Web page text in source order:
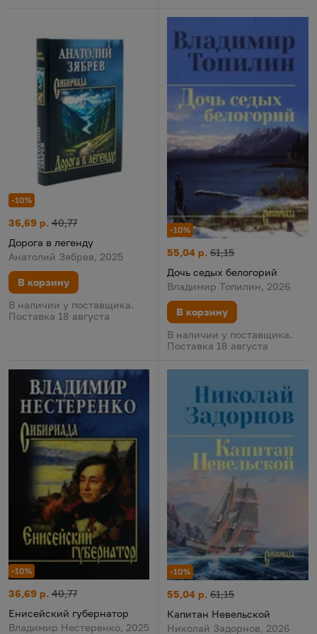
-10%
Дорога в легенду
Цена:
36,69 р.
Старая цена:
40,77
Дорога в легенду
Анатолий Зябрев, 2025
В корзину
В наличии у поставщика.
Поставка 18 августа
-10%
Дочь седых белогорий
Цена:
55,04 р.
Старая цена:
61,15
Дочь седых белогорий
Владимир Топилин, 2026
В корзину
В наличии у поставщика.
Поставка 18 августа
-10%
Енисейский губернатор
Цена:
36,69 р.
Старая цена:
40,77
Енисейский губернатор
Владимир Нестеренко, 2025
-10%
Капитан Невельской
Цена:
55,04 р.
Старая цена:
61,15
Капитан Невельской
Николай Задорнов, 2026